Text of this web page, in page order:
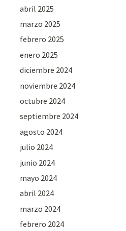
abril 2025
marzo 2025
febrero 2025
enero 2025
diciembre 2024
noviembre 2024
octubre 2024
septiembre 2024
agosto 2024
julio 2024
junio 2024
mayo 2024
abril 2024
marzo 2024
febrero 2024